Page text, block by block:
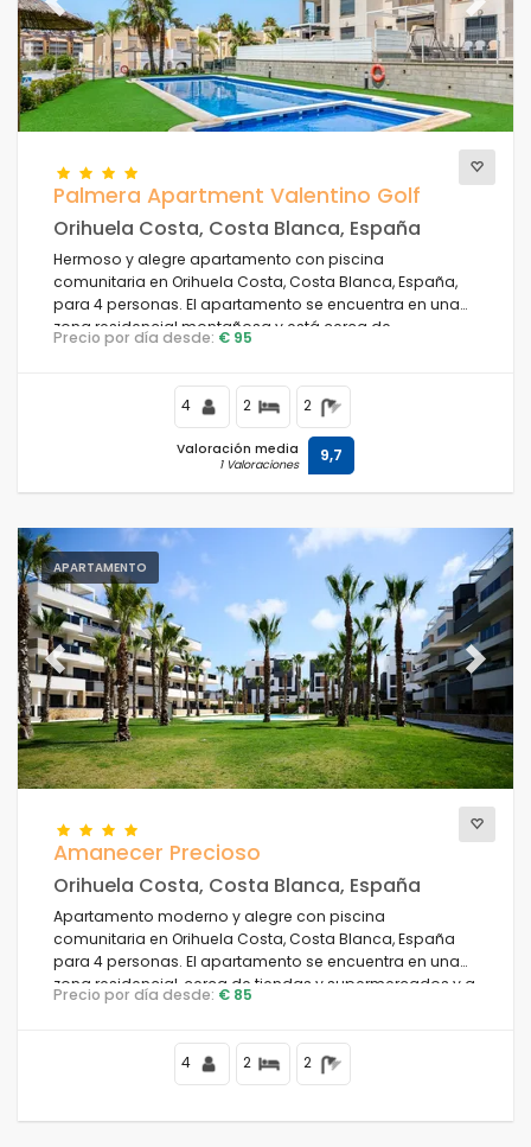
Previous Next
Palmera Apartment Valentino Golf
Orihuela Costa, Costa Blanca, España
Hermoso y alegre apartamento con piscina
comunitaria en Orihuela Costa, Costa Blanca, España,
para 4 personas. El apartamento se encuentra en una
zona residencial montañosa y está cerca de
restaurantes y bares.
Precio por día desde: € 95
4 2 2
Valoración media
1 Valoraciones 9,7
APARTAMENTO
Previous Next
Amanecer Precioso
Orihuela Costa, Costa Blanca, España
Apartamento moderno y alegre con piscina
comunitaria en Orihuela Costa, Costa Blanca, España
para 4 personas. El apartamento se encuentra en una
zona residencial, cerca de tiendas y supermercados y a
4 km de la playa Cala la Mosca.
Precio por día desde: € 85
4 2 2